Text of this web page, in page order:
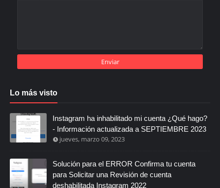
Lo más visto
Instagram ha inhabilitado mi cuenta ¿Qué hago?
- Información actualizada a SEPTIEMBRE 2023
jueves, marzo 09, 2023
Solución para el ERROR Confirma tu cuenta
para Solicitar una Revisión de cuenta
deshabilitada Instagram 2022